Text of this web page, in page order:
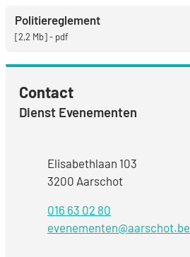
Politiereglement
2,2 Mb pdf
Contact
Dienst Evenementen
AdresElisabethlaan 103
,3200 Aarschot
016 63 02 80
E-mailevenementen@aarschot.be